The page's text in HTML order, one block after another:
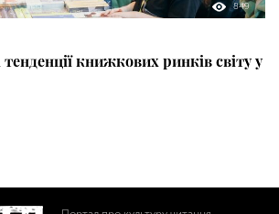
849
книжкових ринків світу у